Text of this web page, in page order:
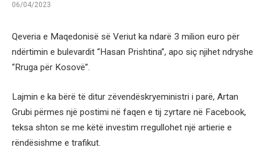
06/04/2023
Qeveria e Maqedonisë së Veriut ka ndarë 3 milion euro për
ndërtimin e bulevardit “Hasan Prishtina”, apo siç njihet ndryshe
“Rruga për Kosovë”.
Lajmin e ka bërë të ditur zëvendëskryeministri i parë, Artan
Grubi përmes një postimi në faqen e tij zyrtare në Facebook,
teksa shton se me këtë investim rregullohet një artierie e
rëndësishme e trafikut.